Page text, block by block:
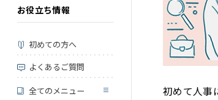
お役立ち情報
初めての方へ
よくあるご質問
全てのメニュー
初めて人事